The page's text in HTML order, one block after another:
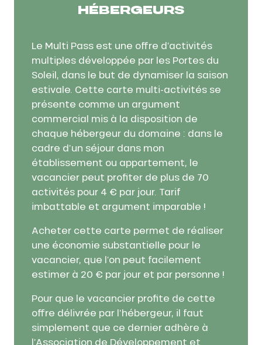
HÉBERGEURS
Le Multi Pass est une offre d’activités
multiples développée par les Portes du
Soleil, dans le but de dynamiser la saison
estivale. Cette carte multi-activités se
présente comme un argument
commercial mis à la disposition de
chaque hébergeur du domaine : dans le
cadre d’un séjour dans mon
établissement ou appartement, le
vacancier peut profiter de plus de 70
activités pour 4 € par jour. Tarif
imbattable et argument imparable !
Acheter cette carte permet de réaliser
une économie substantielle pour le
vacancier, que l’on peut facilement
estimer à 20 € par jour et par personne !
Pour que le vacancier profite de cette
offre délivrée par l’hébergeur, il faut
simplement que ce dernier adhère à
l’Association de Développement et